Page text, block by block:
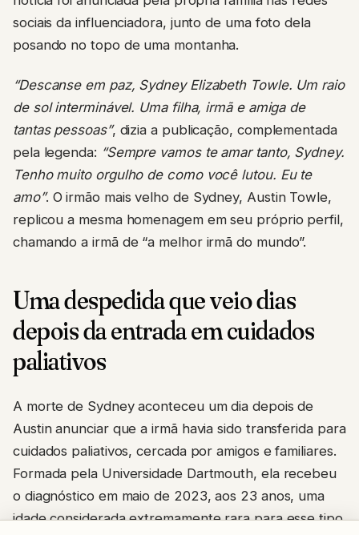
sociais da influenciadora, junto de uma foto dela
posando no topo de uma montanha.
“Descanse em paz, Sydney Elizabeth Towle. Um raio
de sol interminável. Uma filha, irmã e amiga de
tantas pessoas”, dizia a publicação, complementada
pela legenda: “Sempre vamos te amar tanto, Sydney.
Tenho muito orgulho de como você lutou. Eu te
amo”. O irmão mais velho de Sydney, Austin Towle,
replicou a mesma homenagem em seu próprio perfil,
chamando a irmã de “a melhor irmã do mundo”.
Uma despedida que veio dias
depois da entrada em cuidados
paliativos
A morte de Sydney aconteceu um dia depois de
Austin anunciar que a irmã havia sido transferida para
cuidados paliativos, cercada por amigos e familiares.
Formada pela Universidade Dartmouth, ela recebeu
o diagnóstico em maio de 2023, aos 23 anos, uma
idade considerada extremamente rara para esse tipo